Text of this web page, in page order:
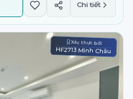
Chi tiết
Xác thực bởi
HF2713 Minh Châu